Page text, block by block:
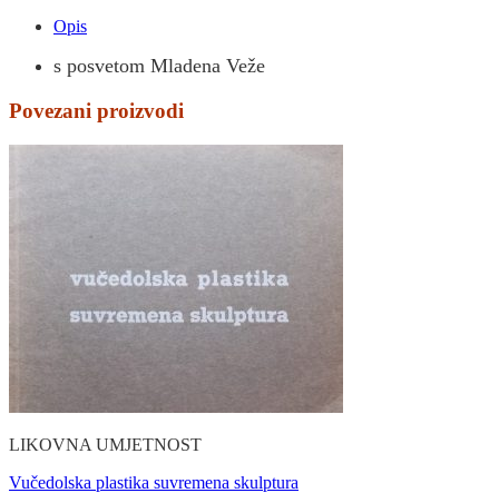
Opis
s posvetom Mladena Veže
Povezani proizvodi
LIKOVNA UMJETNOST
Vučedolska plastika suvremena skulptura